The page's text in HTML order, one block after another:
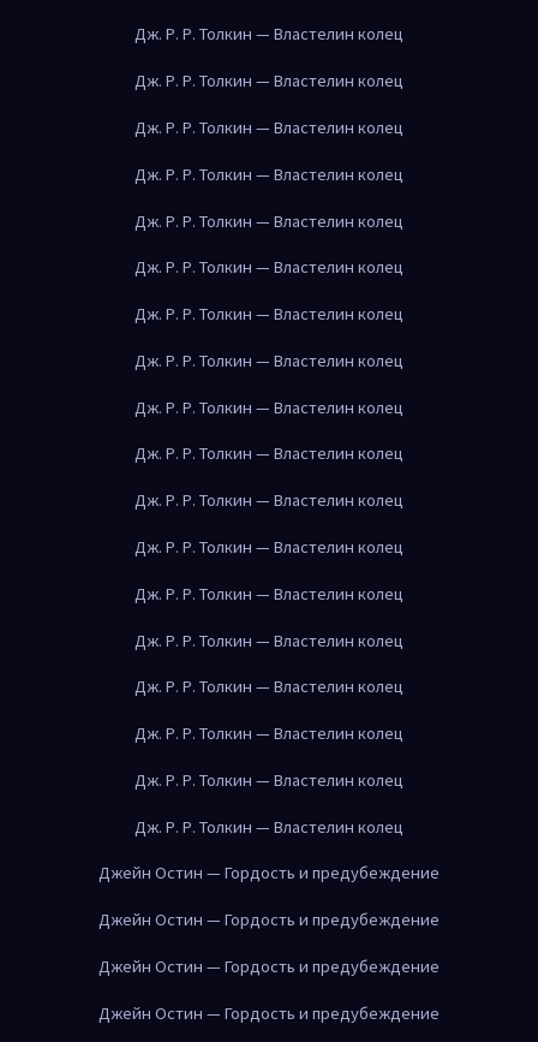
Дж. Р. Р. Толкин — Властелин колец
Дж. Р. Р. Толкин — Властелин колец
Дж. Р. Р. Толкин — Властелин колец
Дж. Р. Р. Толкин — Властелин колец
Дж. Р. Р. Толкин — Властелин колец
Дж. Р. Р. Толкин — Властелин колец
Дж. Р. Р. Толкин — Властелин колец
Дж. Р. Р. Толкин — Властелин колец
Дж. Р. Р. Толкин — Властелин колец
Дж. Р. Р. Толкин — Властелин колец
Дж. Р. Р. Толкин — Властелин колец
Дж. Р. Р. Толкин — Властелин колец
Дж. Р. Р. Толкин — Властелин колец
Дж. Р. Р. Толкин — Властелин колец
Дж. Р. Р. Толкин — Властелин колец
Дж. Р. Р. Толкин — Властелин колец
Дж. Р. Р. Толкин — Властелин колец
Дж. Р. Р. Толкин — Властелин колец
Джейн Остин — Гордость и предубеждение
Джейн Остин — Гордость и предубеждение
Джейн Остин — Гордость и предубеждение
Джейн Остин — Гордость и предубеждение